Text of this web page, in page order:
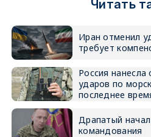
Читать
Иран отменил
требует
Россия
ударов по
последнее
Драпатый
командования